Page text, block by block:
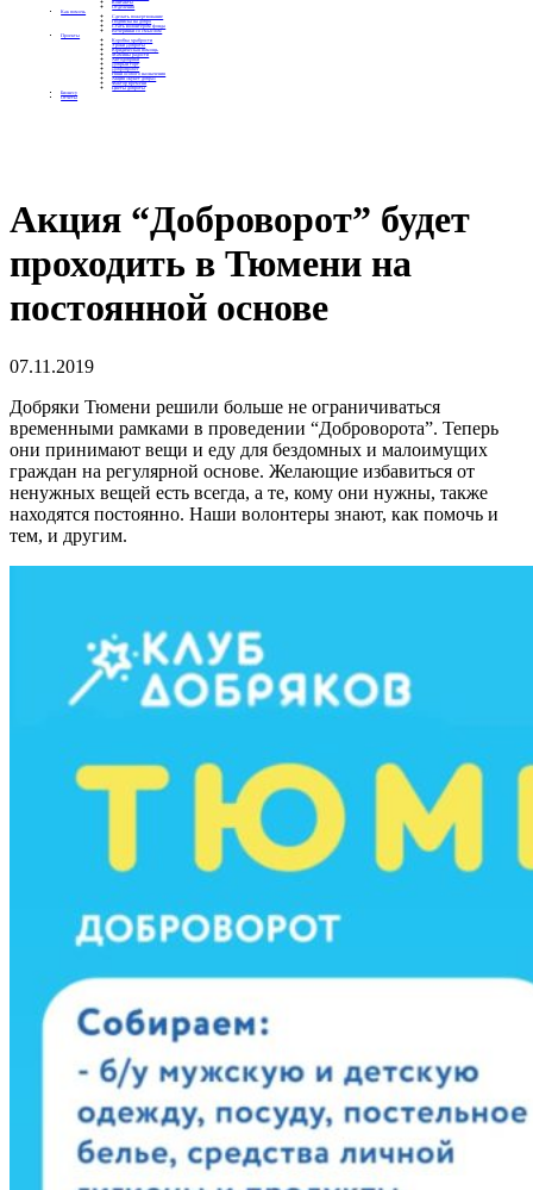
Контакты
Отделения
Как помочь
Сделать пожертвование
Подписка на добро
Стать волонтером фонда
Вечеринки со смыслом
Проекты
Коробка храбрости
Уроки Доброты
Юридическая помощь
Мамины радости
Автодобряки
Добрый торт
Добропробег
Няни особого назначения
Акция «Букет добра»
Фактор времени
Цветы доброты
Бизнесу
Отчеты
Акция “Доброворот” будет
проходить в Тюмени на
постоянной основе
07.11.2019
Добряки Тюмени решили больше не ограничиваться
временными рамками в проведении “Доброворота”. Теперь
они принимают вещи и еду для бездомных и малоимущих
граждан на регулярной основе. Желающие избавиться от
ненужных вещей есть всегда, а те, кому они нужны, также
находятся постоянно. Наши волонтеры знают, как помочь и
тем, и другим.